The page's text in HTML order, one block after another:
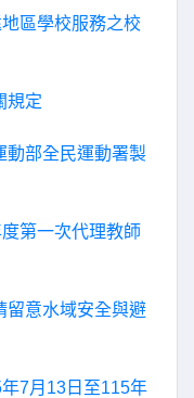
區學校服務之校
規定
動部全民運動署製
第一次代理教師
留意水域安全與避
7月13日至115年